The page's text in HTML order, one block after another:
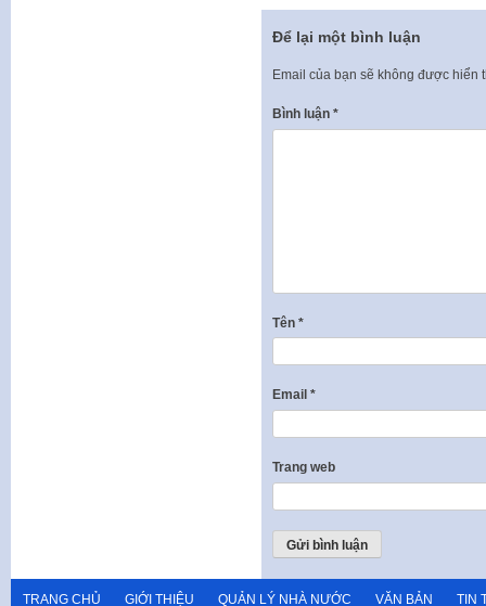
Để lại một bình luận
Email của bạn sẽ không được hiển
Bình luận *
Tên *
Email *
Trang web
TRANG CHỦ GIỚI THIỆU QUẢN LÝ NHÀ NƯỚC VĂN BẢN TIN